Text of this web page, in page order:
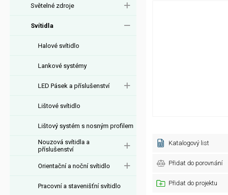
Světelné zdroje
Svítidla
Halové svítidlo
Lankové systémy
LED Pásek a příslušenství
Lištové svítidlo
Lištový systém s nosným profilem
Nouzová svítidla a
příslušenství
Orientační a noční svítidlo
Pracovní a stavenišťní svítidlo
Katalogový list
Přidat do porovnání
Přidat do projektu